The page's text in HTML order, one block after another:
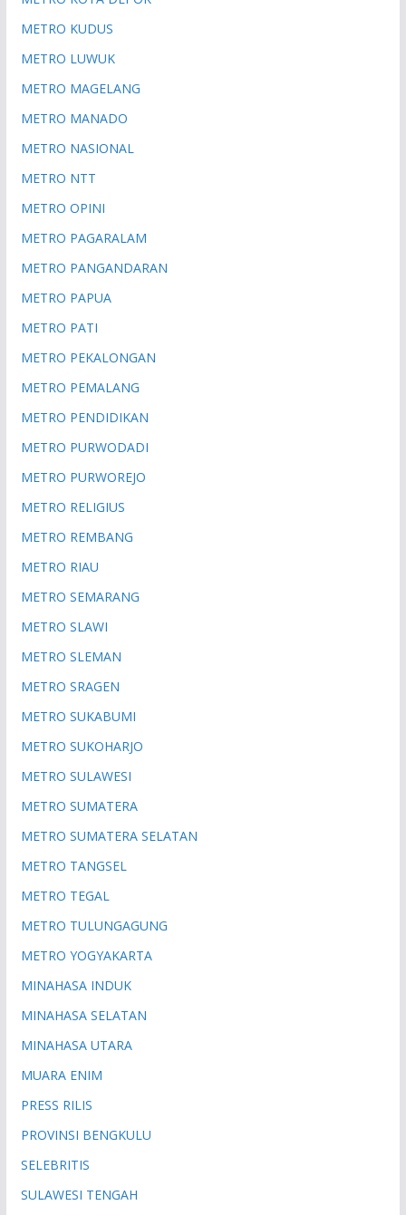
METRO KUDUS
METRO LUWUK
METRO MAGELANG
METRO MANADO
METRO NASIONAL
METRO NTT
METRO OPINI
METRO PAGARALAM
METRO PANGANDARAN
METRO PAPUA
METRO PATI
METRO PEKALONGAN
METRO PEMALANG
METRO PENDIDIKAN
METRO PURWODADI
METRO PURWOREJO
METRO RELIGIUS
METRO REMBANG
METRO RIAU
METRO SEMARANG
METRO SLAWI
METRO SLEMAN
METRO SRAGEN
METRO SUKABUMI
METRO SUKOHARJO
METRO SULAWESI
METRO SUMATERA
METRO SUMATERA SELATAN
METRO TANGSEL
METRO TEGAL
METRO TULUNGAGUNG
METRO YOGYAKARTA
MINAHASA INDUK
MINAHASA SELATAN
MINAHASA UTARA
MUARA ENIM
PRESS RILIS
PROVINSI BENGKULU
SELEBRITIS
SULAWESI TENGAH